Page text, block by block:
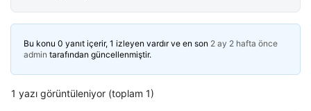
Bu konu 0 yanıt içerir, 1 izleyen vardır ve en son 2 ay 2 hafta önce
admin tarafından güncellenmiştir.
1 yazı görüntüleniyor (toplam 1)